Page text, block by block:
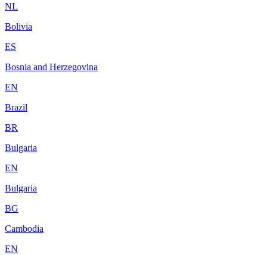
NL
Bolivia
ES
Bosnia and Herzegovina
EN
Brazil
BR
Bulgaria
EN
Bulgaria
BG
Cambodia
EN